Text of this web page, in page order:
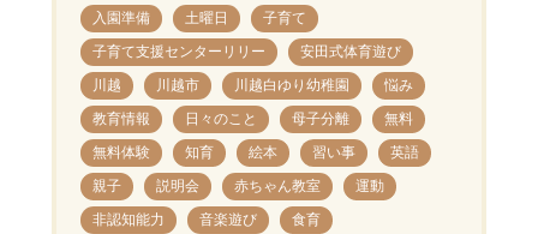
入園準備
土曜日
子育て
子育て支援センターリリー
安田式体育遊び
川越
川越市 川越白ゆり幼稚園
悩み
教育情報
日々のこと 母子分離
無料
無料体験
知育 絵本 習い事
英語
親子
説明会 赤ちゃん教室
運動
非認知能力
音楽遊び 食育